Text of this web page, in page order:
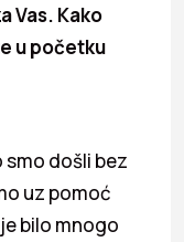
Vas. Kako
u početku
smo došli bez
uz pomoć
bilo mnogo